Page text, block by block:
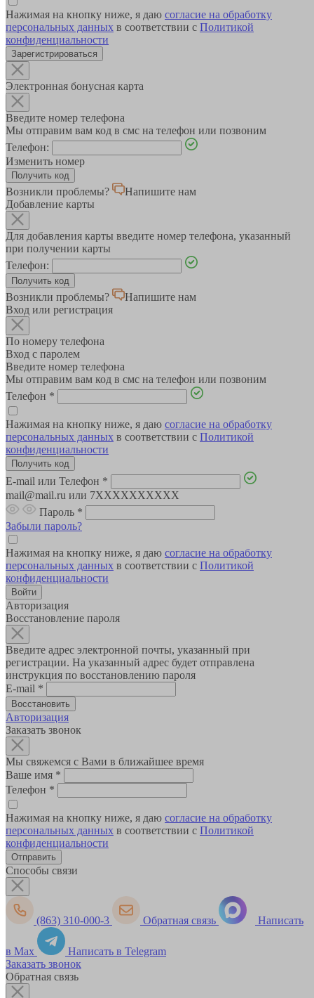
Нажимая на кнопку ниже, я даю согласие на обработку
персональных данных в соответствии с Политикой
конфиденциальности
Зарегистрироваться
Электронная бонусная карта
Введите номер телефона
Мы отправим вам код в смс на телефон или позвоним
Телефон:
Изменить номер
Возникли проблемы?
Напишите нам
Добавление карты
Для добавления карты введите номер телефона, указанный
при получении карты
Телефон:
Возникли проблемы?
Напишите нам
Вход или регистрация
По номеру телефона
Вход с паролем
Введите номер телефона
Мы отправим вам код в смс на телефон или позвоним
Телефон *
Нажимая на кнопку ниже, я даю согласие на обработку
персональных данных в соответствии с Политикой
конфиденциальности
E-mail или Телефон *
mail@mail.ru или 7XXXXXXXXXX
Пароль *
Забыли пароль?
Нажимая на кнопку ниже, я даю согласие на обработку
персональных данных в соответствии с Политикой
конфиденциальности
Авторизация
Восстановление пароля
Введите адрес электронной почты, указанный при
регистрации. На указанный адрес будет отправлена
инструкция по восстановлению пароля
E-mail *
Авторизация
Заказать звонок
Мы свяжемся с Вами в ближайшее время
Ваше имя *
Телефон *
Нажимая на кнопку ниже, я даю согласие на обработку
персональных данных в соответствии с Политикой
конфиденциальности
Способы связи
(863) 310-000-3 Обратная связь Написать
в Max
Написать в Telegram
Заказать звонок
Обратная связь